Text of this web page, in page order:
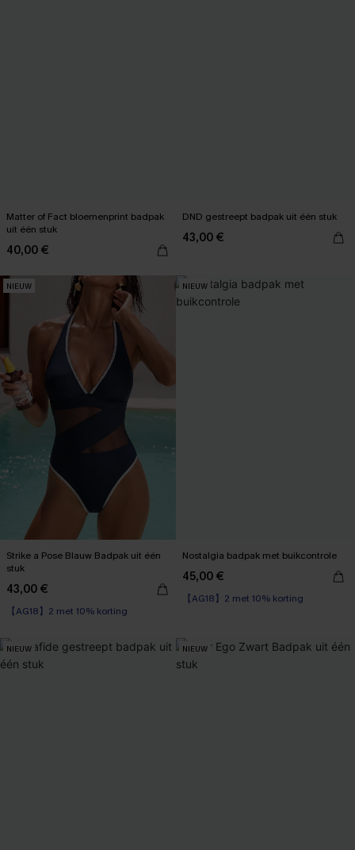
Matter of Fact bloemenprint badpak
uit één stuk
40,00 €
DND gestreept badpak uit één stuk
43,00 €
NIEUW
Strike a Pose Blauw Badpak uit één
stuk
43,00 €
【AG18】2 met 10% korting
Sportief
NIEUW
Nostalgia badpak met buikcontrole
45,00 €
【AG18】2 met 10% korting
Corrigerend badpak
NIEUW NIEUW